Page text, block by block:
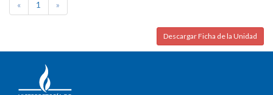
« 1 »
Descargar Ficha de la Unidad